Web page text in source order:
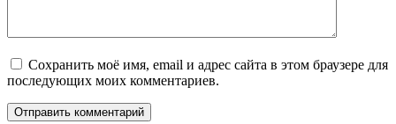
Сохранить моё имя, email и адрес сайта в этом браузере для
последующих моих комментариев.